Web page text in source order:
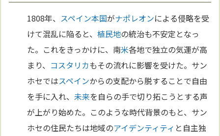
1808年、 スペイン本国がナポレオンによる侵略を受
けて混乱に陥ると、植民地の統治も不安定となっ
た。これをきっかけに、南米各地で独立の気運が高
まり、 コスタリカもその流れに影響を受けた。サン
ホセではスペインからの支配から脱することで自由
を手に入れ、未来を自らの手で切り拓こうとする声
が上がり始めた。このような時代背景のもと、サン
ホセの住民たちは地域のアイデンティティ と自主独